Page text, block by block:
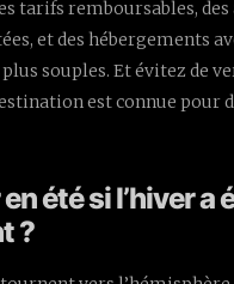
tarifs remboursables, des
et des hébergements
plus souples. Et évitez de
est connue pour
été si l’hiver a
?